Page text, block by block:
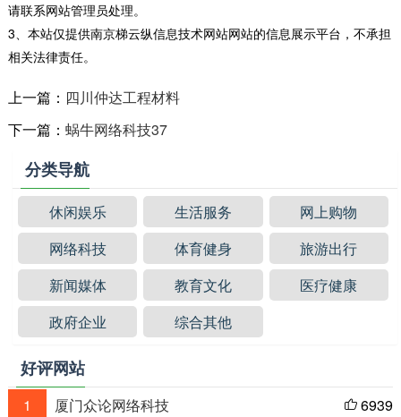
请联系网站管理员处理。
3、本站仅提供南京梯云纵信息技术网站网站的信息展示平台，不承担
相关法律责任。
上一篇： 四川仲达工程材料
下一篇： 蜗牛网络科技37
分类导航
休闲娱乐 生活服务
网上购物
网络科技
体育健身
旅游出行
新闻媒体
教育文化
医疗健康
政府企业
综合其他
好评网站
1 厦门众论网络科技  6939